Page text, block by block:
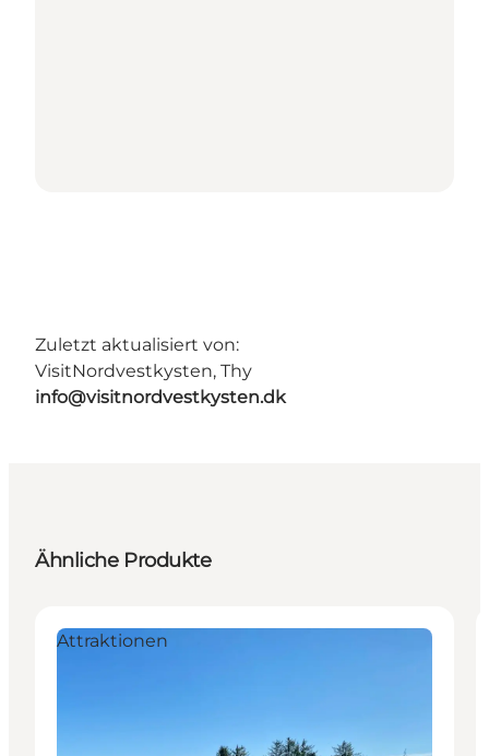
Zuletzt aktualisiert von:
VisitNordvestkysten, Thy
info@visitnordvestkysten.dk
Ähnliche Produkte
Attraktionen